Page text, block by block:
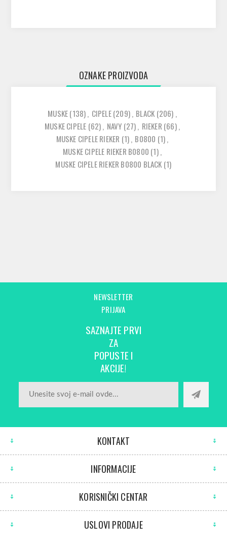
OZNAKE PROIZVODA
MUSKE(138), CIPELE(209), BLACK (206) ,
MUSKE CIPELE (62), NAVY (27), RIEKER (66),
MUSKE CIPELE RIEKER (1), B0800 (1),
MUSKE CIPELE RIEKER B0800 (1),
MUSKE CIPELE RIEKER B0800 BLACK (1)
NEWSLETTER
PRIJAVA
SAZNAJTE PRVI
ZA
POPUSTE I
AKCIJE!
KONTAKT
INFORMACIJE
KORISNIČKI CENTAR
USLOVI PRODAJE